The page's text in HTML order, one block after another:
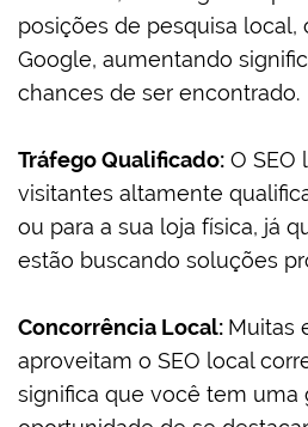
posições de pesquisa local,
Google, aumentando
chances de ser encontrado.
Tráfego Qualificado: O SEO
visitantes altamente
ou para a sua loja física, já
estão buscando soluções
Concorrência Local: Muitas
aproveitam o SEO local
significa que você tem uma